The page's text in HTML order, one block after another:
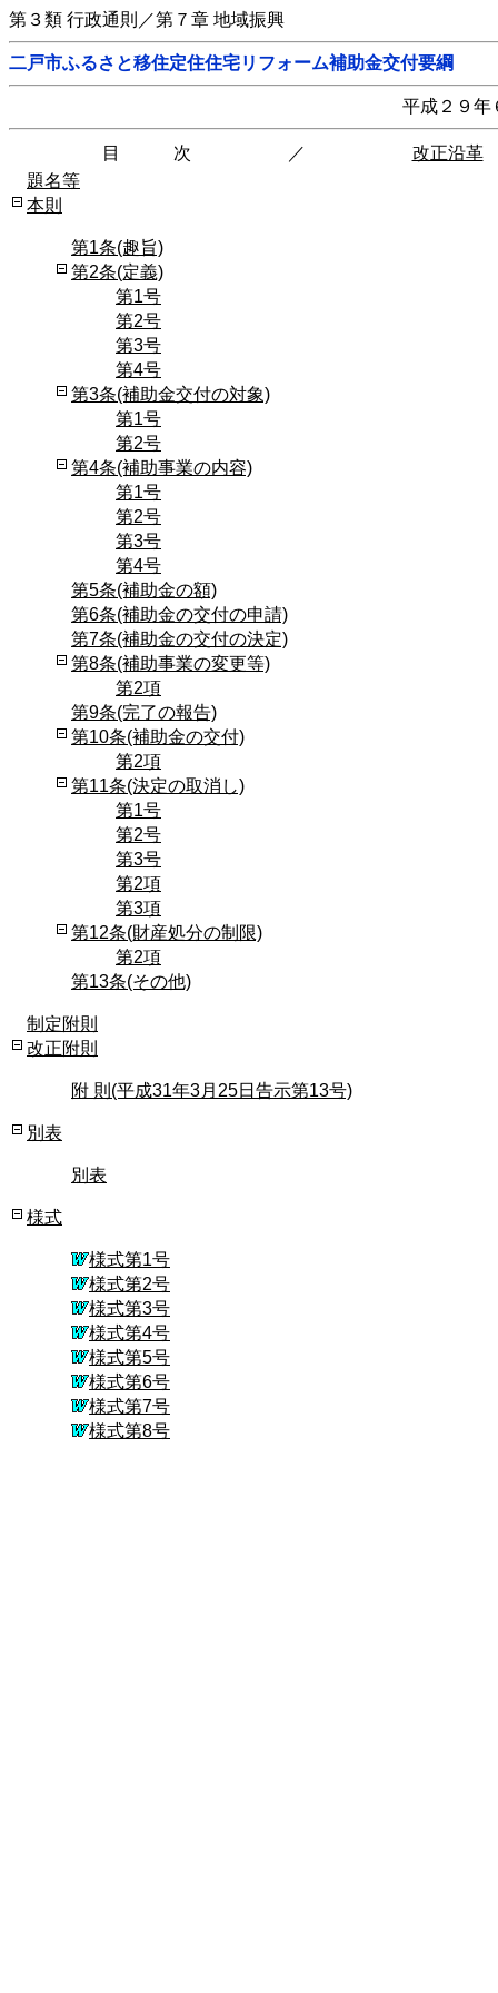
第３類 行政通則／第７章 地域振興
二戸市ふるさと移住定住住宅リフォーム補助金交付要綱
平成２９年
目 次 ／
改正沿革
題名等
本則
第1条(趣旨)
第2条(定義)
第1号
第2号
第3号
第4号
第3条(補助金交付の対象)
第1号
第2号
第4条(補助事業の内容)
第1号
第2号
第3号
第4号
第5条(補助金の額)
第6条(補助金の交付の申請)
第7条(補助金の交付の決定)
第8条(補助事業の変更等)
第2項
第9条(完了の報告)
第10条(補助金の交付)
第2項
第11条(決定の取消し)
第1号
第2号
第3号
第2項
第3項
第12条(財産処分の制限)
第2項
第13条(その他)
制定附則
改正附則
附 則(平成31年3月25日告示第13号)
別表
別表
様式
様式第1号
様式第2号
様式第3号
様式第4号
様式第5号
様式第6号
様式第7号
様式第8号